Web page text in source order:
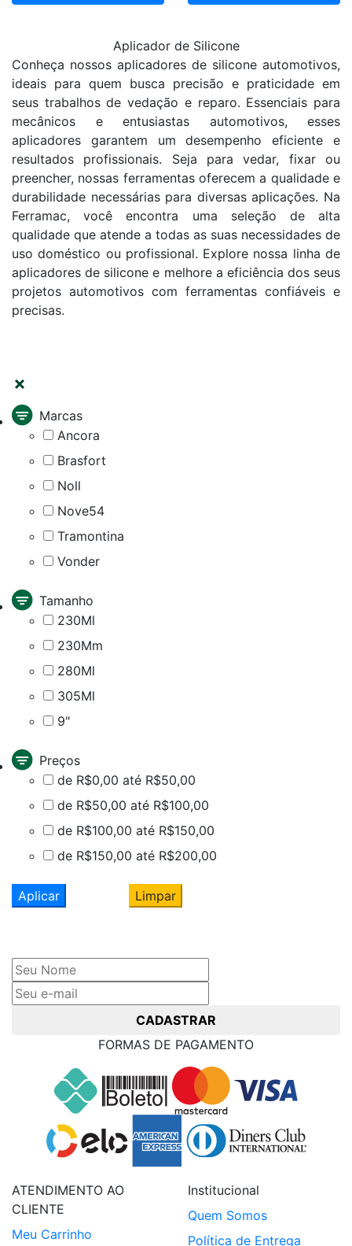
Aplicador de Silicone
Conheça nossos aplicadores de silicone automotivos,
ideais para quem busca precisão e praticidade em
seus trabalhos de vedação e reparo. Essenciais para
mecânicos e entusiastas automotivos, esses
aplicadores garantem um desempenho eficiente e
resultados profissionais. Seja para vedar, fixar ou
preencher, nossas ferramentas oferecem a qualidade e
durabilidade necessárias para diversas aplicações. Na
Ferramac, você encontra uma seleção de alta
qualidade que atende a todas as suas necessidades de
uso doméstico ou profissional. Explore nossa linha de
aplicadores de silicone e melhore a eficiência dos seus
projetos automotivos com ferramentas confiáveis e
precisas.
Marcas
Ancora
Brasfort
Noll
Nove54
Tramontina
Vonder
Tamanho
230Ml
230Mm
280Ml
305Ml
9"
Preços
de R$0,00 até R$50,00
de R$50,00 até R$100,00
de R$100,00 até R$150,00
de R$150,00 até R$200,00
Aplicar Limpar
CADASTRAR
FORMAS DE PAGAMENTO
ATENDIMENTO AO
CLIENTE
Meu Carrinho
Institucional
Quem Somos
Política de Entrega